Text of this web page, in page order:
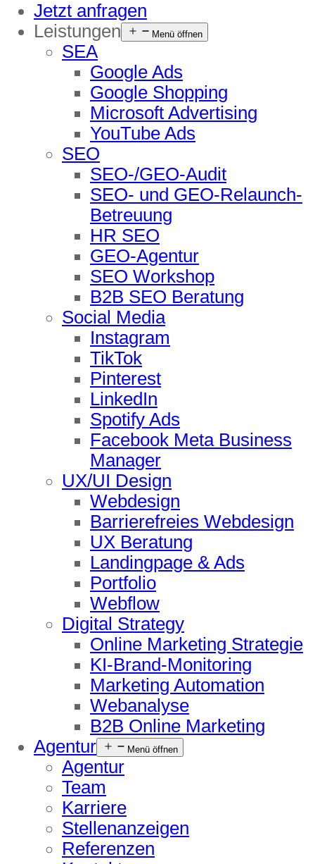
Jetzt anfragen
Leistungen
Menü öffnen
SEA
Google Ads
Google Shopping
Microsoft Advertising
YouTube Ads
SEO
SEO-/GEO-Audit
SEO- und GEO-Relaunch-
Betreuung
HR SEO
GEO-Agentur
SEO Workshop
B2B SEO Beratung
Social Media
Instagram
TikTok
Pinterest
LinkedIn
Spotify Ads
Facebook Meta Business
Manager
UX/UI Design
Webdesign
Barrierefreies Webdesign
UX Beratung
Landingpage & Ads
Portfolio
Webflow
Digital Strategy
Online Marketing Strategie
KI-Brand-Monitoring
Marketing Automation
Webanalyse
B2B Online Marketing
Agentur
Menü öffnen
Agentur
Team
Karriere
Stellenanzeigen
Referenzen